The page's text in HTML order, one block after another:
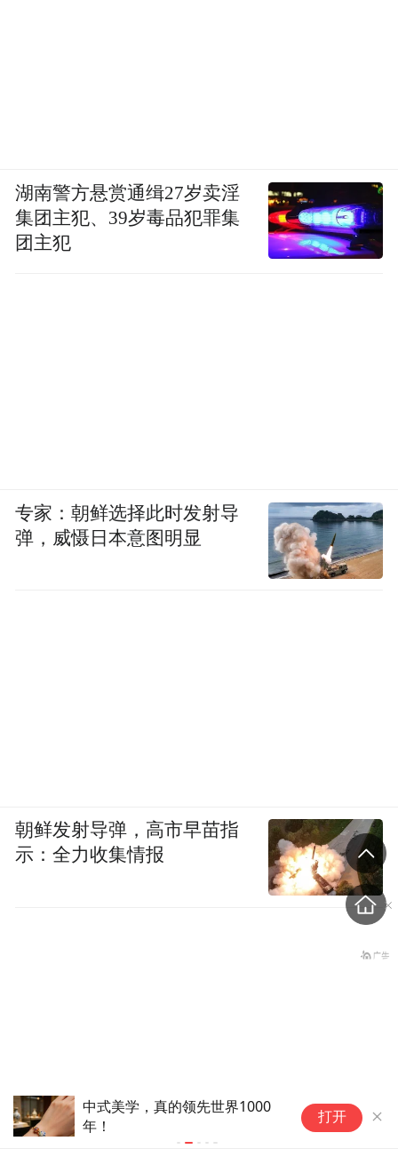
先世界1000
当中国器物扎根日常，“隐山见
物：东方非遗美学的数字活化
时尚破圈”获评文旅品牌国际论
打开
湖南警方悬赏通缉27岁卖淫
集团主犯、39岁毒品犯罪集
团主犯
专家：朝鲜选择此时发射导
弹，威慑日本意图明显
朝鲜发射导弹，高市早苗指
示：全力收集情报
盗香窃玉：我的青春就是赌出来的